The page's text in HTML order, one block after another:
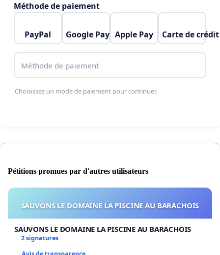
Méthode de paiement
PayPal Google Pay Apple Pay Carte de crédit
Méthode de paiement
Choisissez un mode de paiement pour continuer.
Pétitions promues par d'autres utilisateurs
SAUVONS LE DOMAINE LA PISCINE AU BARACHOIS
SAUVONS LE DOMAINE LA PISCINE AU BARACHOIS
2 signatures